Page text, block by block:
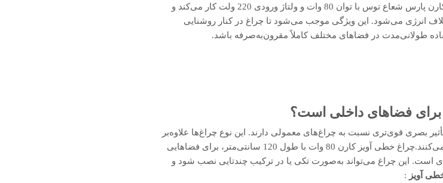
کارایی و کاهش اتلاف انرژی می‌شود. چراغ خطی آویز کارن پارس شعاع توس با توان 80 وات و ولتاژ ورودی 220 ولت کار می‌کند و
و کاهش اتلاف انرژی می‌شود. این ویژگی موجب می‌شود تا چراغ در کنار روشنایی
طولانی‌مدت در فضاهای مختلف کاملاً مقرون‌به‌صرفه باشد.
برای فضاهای داخلی است؟
بصری قوی‌تری نسبت به چراغ‌های معمولی دارند. این نوع چراغ‌ها علاوه‌بر
ایجاد نور یکنواخت، به نظم‌دهی فضا و هدایت دید کمک می‌کنند.چراغ خطی آویز کارن 80 وات با طول 120 سانتی‌متر، برای فضاهایی
است. این چراغ می‌تواند به‌صورت تکی یا در ترکیب چندتایی نصب شود و
آویز :